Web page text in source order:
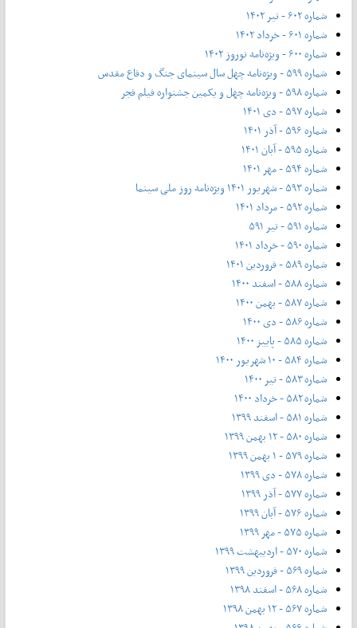
شماره ۶۰۲ - تیر ۱۴۰۲
شماره ۶۰۱ - خرداد ۱۴۰۲
شماره ۶۰۰ - ویژه‌نامه نوروز ۱۴۰۲
شماره ۵۹۹ - ویژه‌نامه چهل سال سینمای جنگ و دفاع مقدس
شماره ۵۹۸ - ویژه‌نامه چهل و یکمین جشنواره فیلم فجر
شماره ۵۹۷ - دی ۱۴۰۱
شماره ۵۹۶ - آذر ۱۴۰۱
شماره ۵۹۵ - آبان ۱۴۰۱
شماره ۵۹۴ - مهر ۱۴۰۱
شماره ۵۹۳ - شهریور ۱۴۰۱ ویژه‌نامه روز ملی سینما
شماره ۵۹۲ - مرداد ۱۴۰۱
شماره ۵۹۱ - تیر ۵۹۱
شماره ۵۹۰ - خرداد ۱۴۰۱
شماره ۵۸۹ - فروردین ۱۴۰۱
شماره ۵۸۸ - اسفند ۱۴۰۰
شماره ۵۸۷ - بهمن ۱۴۰۰
شماره ۵۸۶ - دی ۱۴۰۰
شماره ۵۸۵ - پاییز ۱۴۰۰
شماره ۵۸۴ - ۱۰ شهریور ۱۴۰۰
شماره ۵۸۳ - تیر ۱۴۰۰
شماره ۵۸۲ - خرداد ۱۴۰۰
شماره ۵۸۱ - اسفند ۱۳۹۹
شماره ۵۸۰ - ۱۲ بهمن ۱۳۹۹
شماره ۵۷۹ - ۱ بهمن ۱۳۹۹
شماره ۵۷۸ - دی ۱۳۹۹
شماره ۵۷۷ - آذر ۱۳۹۹
شماره ۵۷۶ - آبان ۱۳۹۹
شماره ۵۷۵ - مهر ۱۳۹۹
شماره ۵۷۰ - اردیبهشت ۱۳۹۹
شماره ۵۶۹ - فروردین ۱۳۹۹
شماره ۵۶۸ - اسفند ۱۳۹۸
شماره ۵۶۷ - ۱۲ بهمن ۱۳۹۸